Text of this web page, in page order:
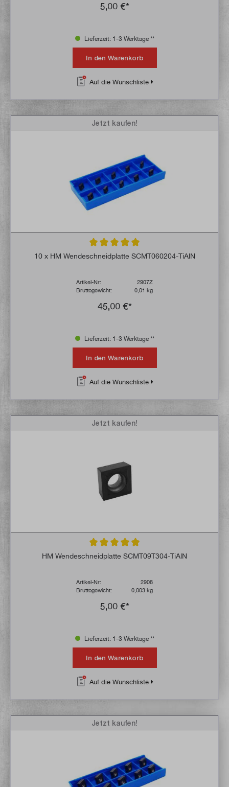
5,00 €*
Lieferzeit: 1-3 Werktage **
In den Warenkorb
Auf die Wunschliste
Durchschnittliche Bewertung von 5 von 5
10 x HM Wendeschneidplatte SCMT060204-TiAlN
Artikel-Nr:
2907Z
Bruttogewicht:
0,01 kg
45,00 €*
Jetzt kaufen!
Lieferzeit: 1-3 Werktage **
In den Warenkorb
Auf die Wunschliste
Durchschnittliche Bewertung von 4.9 von
HM Wendeschneidplatte SCMT09T304-TiAlN
Artikel-Nr:
2908
Bruttogewicht:
0,003 kg
5,00 €*
Jetzt kaufen!
Lieferzeit: 1-3 Werktage **
In den Warenkorb
Auf die Wunschliste
Jetzt kaufen!